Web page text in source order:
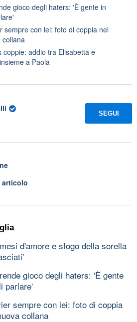
gioco degli haters: 'È gente in
sempre con lei: foto di coppia nel
coppie: addio tra Elisabetta e
a Paola
SEGUI
d'amore e sfogo della sorella
gioco degli haters: 'È gente
parlare'
sempre con lei: foto di coppia
collana